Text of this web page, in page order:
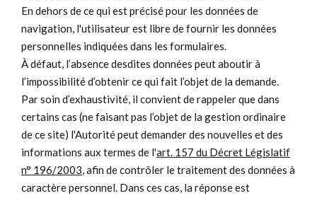
En dehors de ce qui est précisé pour les données de
navigation, l'utilisateur est libre de fournir les données
personnelles indiquées dans les formulaires.
À défaut, l’absence desdites données peut aboutir à
l’impossibilité d’obtenir ce qui fait l’objet de la demande.
Par soin d’exhaustivité, il convient de rappeler que dans
certains cas (ne faisant pas l’objet de la gestion ordinaire
de ce site) l'Autorité peut demander des nouvelles et des
informations aux termes de l'art. 157 du Décret Législatif
n° 196/2003, afin de contrôler le traitement des données à
caractère personnel. Dans ces cas, la réponse est